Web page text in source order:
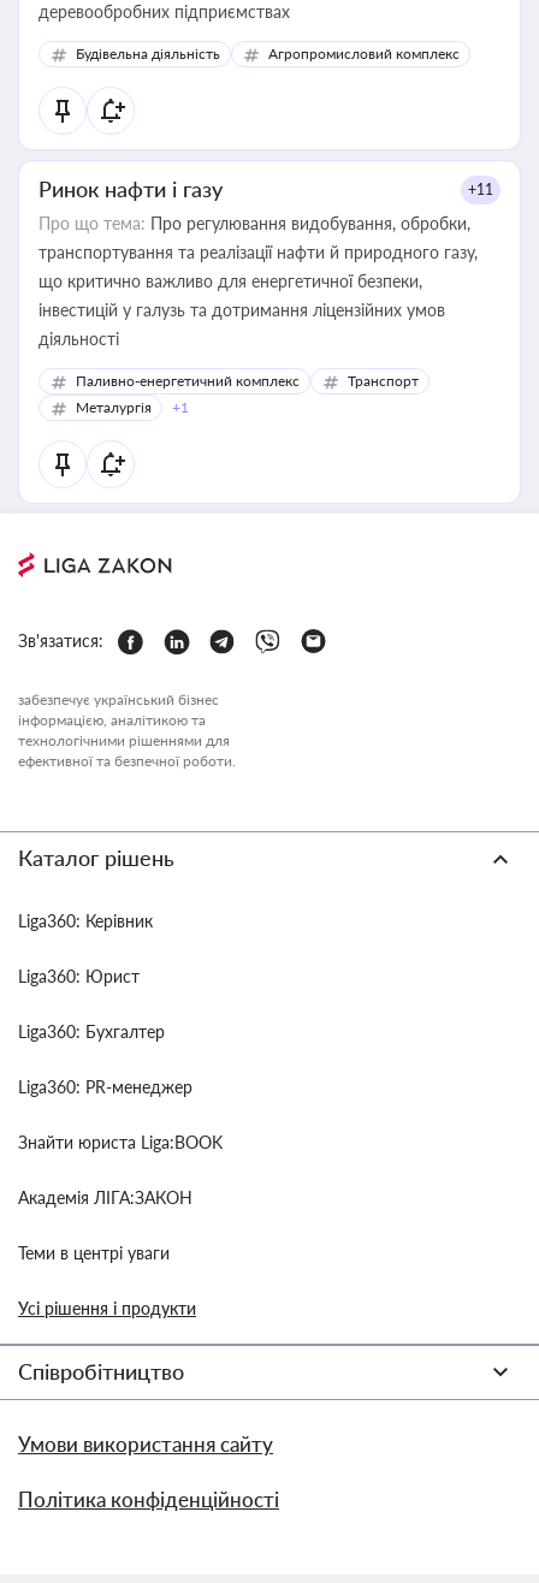
деревообробних підприємствах
Будівельна діяльність Агропромисловий комплекс
Ринок нафти і газу +11
Про що тема: Про регулювання видобування, обробки,
транспортування та реалізації нафти й природного газу,
що критично важливо для енергетичної безпеки,
інвестицій у галузь та дотримання ліцензійних умов
діяльності
Паливно-енергетичний комплекс
Транспорт
Металургія
+1
Зв'язатися:
забезпечує український бізнес
інформацією, аналітикою та
технологічними рішеннями для
ефективної та безпечної роботи.
Каталог рішень
Liga360: Керівник
Liga360: Юрист
Liga360: Бухгалтер
Liga360: PR-менеджер
Знайти юриста Liga:BOOK
Академія ЛІГА:ЗАКОН
Теми в центрі уваги
Усі рішення і продукти
Співробітництво
Умови використання сайту
Політика конфіденційності